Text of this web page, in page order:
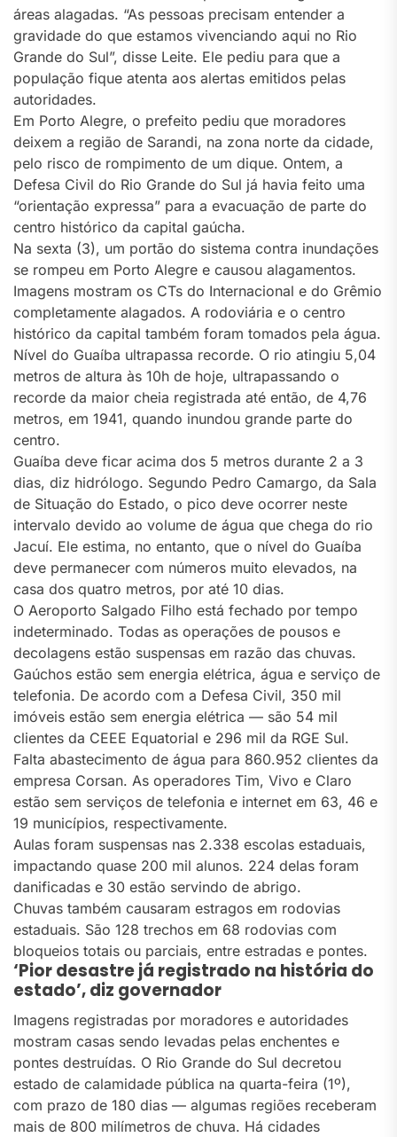
áreas alagadas. “As pessoas precisam entender a
gravidade do que estamos vivenciando aqui no Rio
Grande do Sul”, disse Leite. Ele pediu para que a
população fique atenta aos alertas emitidos pelas
autoridades.
Em Porto Alegre, o prefeito pediu que moradores
deixem a região de Sarandi, na zona norte da cidade,
pelo risco de rompimento de um dique. Ontem, a
Defesa Civil do Rio Grande do Sul já havia feito uma
“orientação expressa” para a evacuação de parte do
centro histórico da capital gaúcha.
Na sexta (3), um portão do sistema contra inundações
se rompeu em Porto Alegre e causou alagamentos.
Imagens mostram os CTs do Internacional e do Grêmio
completamente alagados. A rodoviária e o centro
histórico da capital também foram tomados pela água.
Nível do Guaíba ultrapassa recorde. O rio atingiu 5,04
metros de altura às 10h de hoje, ultrapassando o
recorde da maior cheia registrada até então, de 4,76
metros, em 1941, quando inundou grande parte do
centro.
Guaíba deve ficar acima dos 5 metros durante 2 a 3
dias, diz hidrólogo. Segundo Pedro Camargo, da Sala
de Situação do Estado, o pico deve ocorrer neste
intervalo devido ao volume de água que chega do rio
Jacuí. Ele estima, no entanto, que o nível do Guaíba
deve permanecer com números muito elevados, na
casa dos quatro metros, por até 10 dias.
O Aeroporto Salgado Filho está fechado por tempo
indeterminado. Todas as operações de pousos e
decolagens estão suspensas em razão das chuvas.
Gaúchos estão sem energia elétrica, água e serviço de
telefonia. De acordo com a Defesa Civil, 350 mil
imóveis estão sem energia elétrica — são 54 mil
clientes da CEEE Equatorial e 296 mil da RGE Sul.
Falta abastecimento de água para 860.952 clientes da
empresa Corsan. As operadores Tim, Vivo e Claro
estão sem serviços de telefonia e internet em 63, 46 e
19 municípios, respectivamente.
Aulas foram suspensas nas 2.338 escolas estaduais,
impactando quase 200 mil alunos. 224 delas foram
danificadas e 30 estão servindo de abrigo.
Chuvas também causaram estragos em rodovias
estaduais. São 128 trechos em 68 rodovias com
bloqueios totais ou parciais, entre estradas e pontes.
‘Pior desastre já registrado na história do
estado’, diz governador
Imagens registradas por moradores e autoridades
mostram casas sendo levadas pelas enchentes e
pontes destruídas. O Rio Grande do Sul decretou
estado de calamidade pública na quarta-feira (1º),
com prazo de 180 dias — algumas regiões receberam
mais de 800 milímetros de chuva. Há cidades